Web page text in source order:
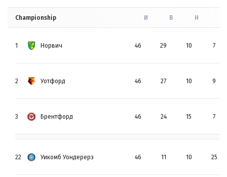
Championship И В Н
1 Норвич 46 29 10 7
2 Уотфорд 46 27 10 9
3 Брентфорд 46 24 15 7
22 Уикомб Уондерерз 46 11 10 25